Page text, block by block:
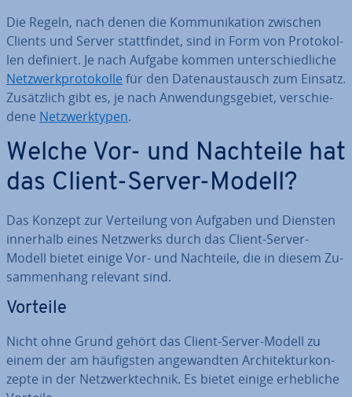
Die Regeln, nach denen die Kom­mu­ni­ka­ti­on zwischen
Clients und Server statt­fin­det, sind in Form von Pro­to­kol­
len definiert. Je nach Aufgabe kommen un­ter­schied­li­che
Netz­werk­pro­to­kol­le für den Da­ten­aus­tausch zum Einsatz.
Zu­sätz­lich gibt es, je nach An­wen­dungs­ge­biet, ver­schie­
de­ne Netz­werk­ty­pen.
Welche Vor- und Nachteile hat
das Client-Server-Modell?
Das Konzept zur Ver­tei­lung von Aufgaben und Diensten
innerhalb eines Netzwerks durch das Client-Server-
Modell bietet einige Vor- und Nachteile, die in diesem Zu­
sam­men­hang relevant sind.
Vorteile
Nicht ohne Grund gehört das Client-Server-Modell zu
einem der am häu­figs­ten an­ge­wand­ten Ar­chi­tek­tur­kon­
zep­te in der Netz­werk­tech­nik. Es bietet einige er­heb­li­che